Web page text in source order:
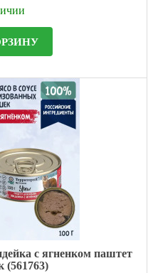
с ягненком паштет
(561763)